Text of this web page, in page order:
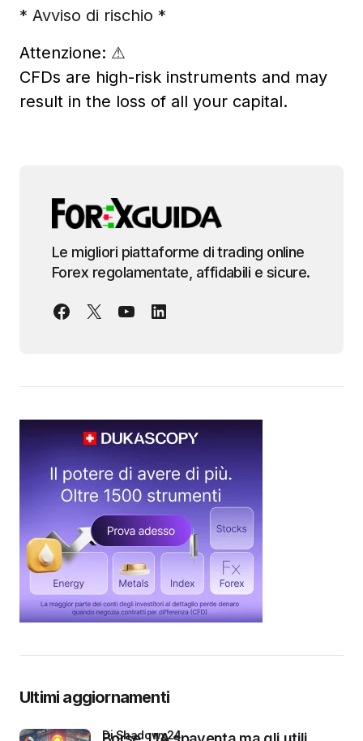
* Avviso di rischio *
Attenzione: ⚠
CFDs are high-risk instruments and may
result in the loss of all your capital.
Le migliori piattaforme di trading online
Forex regolamentate, affidabili e sicure.
Ultimi aggiornamenti
di Shadowx24